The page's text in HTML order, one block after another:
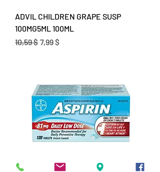
ADVIL CHILDREN GRAPE SUSP
100MG5ML 100ML
Prix original
10,59 $ Prix promotionnel
7,99 $